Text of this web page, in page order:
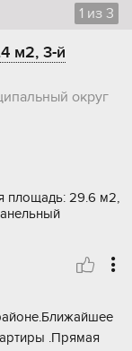
1 из 3
м2, 3-й
округ
площадь: 29.6 м2,
.Прямая